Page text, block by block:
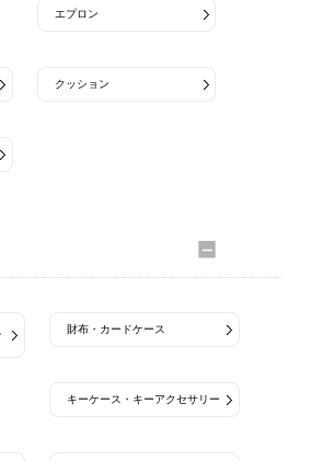
エプロン
クッション
財布・カードケース
キーケース・キーアクセサリー